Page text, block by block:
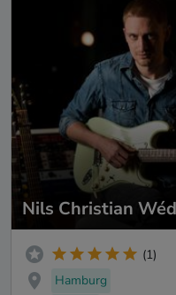
Nils Christian
(1)
Hamburg